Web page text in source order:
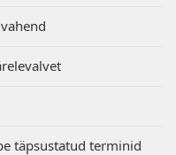
täpsustatud terminid